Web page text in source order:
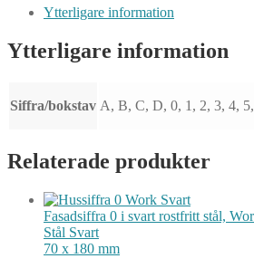
Brevlåda,
Dörr
mängd
Ytterligare information
Ytterligare information
Siffra/bokstav A, B, C, D, 0, 1, 2, 3, 4,
Relaterade produkter
Fasadsiffra 0 i svart rostfritt stål,
Stål Svart
70 x 180 mm